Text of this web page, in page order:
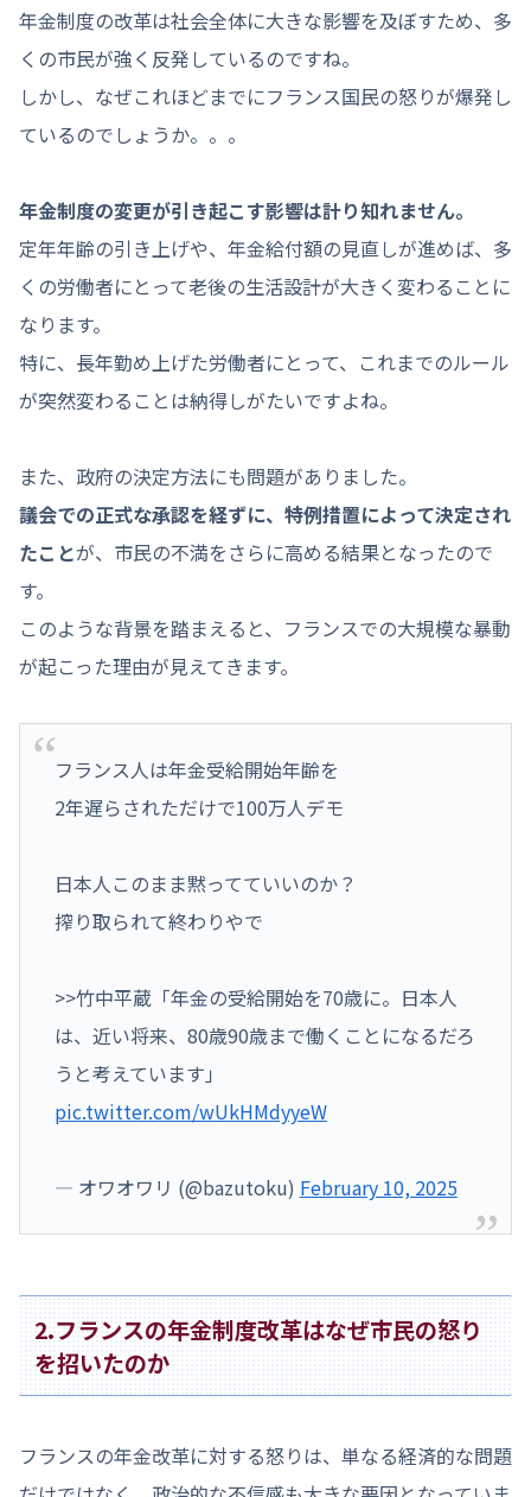
年金制度の改革は社会全体に大きな影響を及ぼすため、多
くの市民が強く反発しているのですね。
しかし、なぜこれほどまでにフランス国民の怒りが爆発し
ているのでしょうか。。。
年金制度の変更が引き起こす影響は計り知れません。
定年年齢の引き上げや、年金給付額の見直しが進めば、多
くの労働者にとって老後の生活設計が大きく変わることに
なります。
特に、長年勤め上げた労働者にとって、これまでのルール
が突然変わることは納得しがたいですよね。
また、政府の決定方法にも問題がありました。
議会での正式な承認を経ずに、特例措置によって決定され
たことが、市民の不満をさらに高める結果となったので
す。
このような背景を踏まえると、フランスでの大規模な暴動
が起こった理由が見えてきます。
フランス人は年金受給開始年齢を
2年遅らされただけで100万人デモ
日本人このまま黙ってていいのか？
搾り取られて終わりやで
>>竹中平蔵「年金の受給開始を70歳に。日本人
は、近い将来、80歳90歳まで働くことになるだろ
うと考えています」
pic.twitter.com/wUkHMdyyeW
— オワオワリ (@bazutoku) February 10, 2025
2.フランスの年金制度改革はなぜ市民の怒り
を招いたのか
フランスの年金改革に対する怒りは、単なる経済的な問題